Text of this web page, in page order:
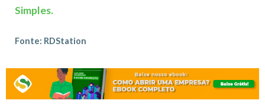
Simples.
Fonte: RDStation